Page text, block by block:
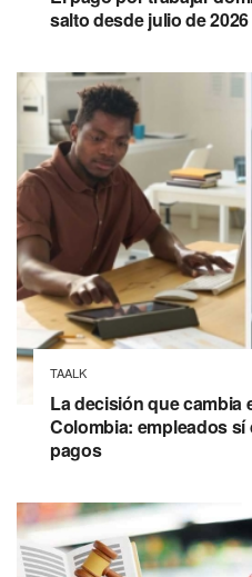
salto desde julio de 2026
TAALK
La decisión que cambia
Colombia: empleados
pagos